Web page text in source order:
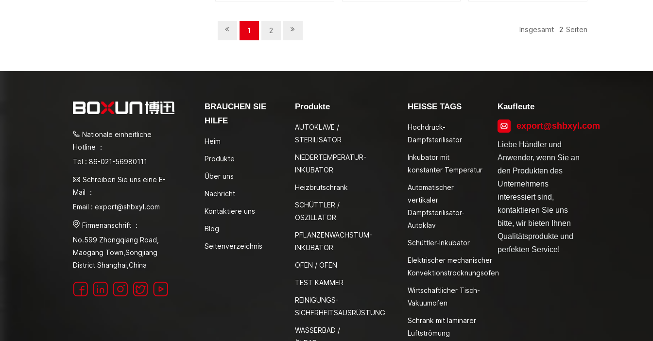
1 2 Insgesamt 2 Seiten
Nationale einheitliche
Hotline ：
Tel : 86-021-56980111
Schreiben Sie uns eine E-
Mail ：
Email : export@shbxyl.com
Firmenanschrift ：
No.599 Zhongqiang Road,
Maogang Town,Songjiang
District Shanghai,China
BRAUCHEN SIE
HILFE
Heim
Produkte
Über uns
Nachricht
Kontaktiere uns
Blog
Seitenverzeichnis
Produkte
AUTOKLAVE /
STERILISATOR
NIEDERTEMPERATUR-
INKUBATOR
Heizbrutschrank
SCHÜTTLER /
OSZILLATOR
PFLANZENWACHSTUM-
INKUBATOR
OFEN / OFEN
TEST KAMMER
REINIGUNGS-
SICHERHEITSAUSRÜSTUNG
WASSERBAD /
HEISSE TAGS
Hochdruck-
Dampfsterilisator
Inkubator mit
konstanter Temperatur
Automatischer
vertikaler
Dampfsterilisator-
Autoklav
Schüttler-Inkubator
Elektrischer mechanischer
Konvektionstrocknungsofen
Wirtschaftlicher Tisch-
Vakuumofen
Schrank mit laminarer
Luftströmung
Kaufleute
export@shbxyl.com
Liebe Händler und
Anwender, wenn Sie an
den Produkten des
Unternehmens
interessiert sind,
kontaktieren Sie uns
bitte, wir bieten Ihnen
Qualitätsprodukte und
perfekten Service!